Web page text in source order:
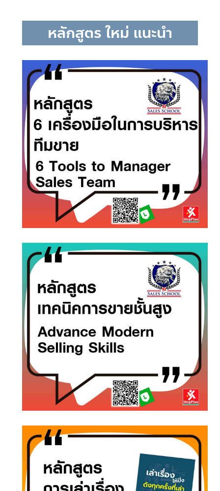
หลักสูตร ใหม่ แนะนำ